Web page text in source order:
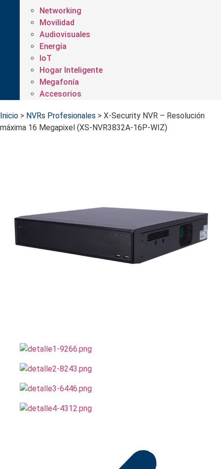
Networking
Movilidad
Audiovisuales
Energía
IoT
Hogar Inteligente
Megafonía
Accesorios
Inicio > NVRs Profesionales > X-Security NVR – Resolución
máxima 16 Megapixel (XS-NVR3832A-16P-WIZ)